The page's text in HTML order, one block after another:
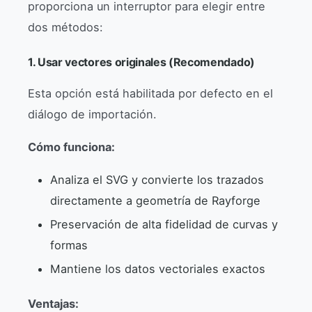
proporciona un interruptor para elegir entre
dos métodos:
1. Usar vectores originales (Recomendado)
Esta opción está habilitada por defecto en el
diálogo de importación.
Cómo funciona:
Analiza el SVG y convierte los trazados
directamente a geometría de Rayforge
Preservación de alta fidelidad de curvas y
formas
Mantiene los datos vectoriales exactos
Ventajas: